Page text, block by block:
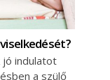
jó indulatot
a szülő